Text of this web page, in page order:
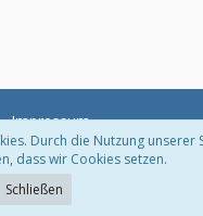
Impressum
Software:
Durch die Nutzung unserer
dass wir Cookies setzen.
Schließen